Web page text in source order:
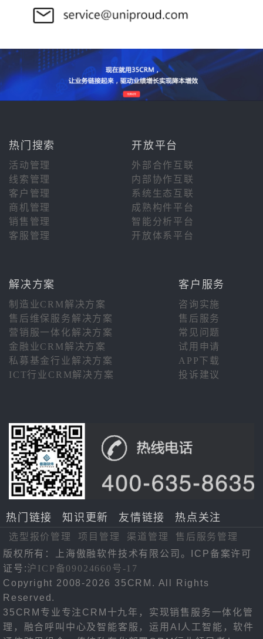
热门搜索 开放平台
活动管理
外部合作互联
线索管理
内部协作互联
客户管理
系统生态互联
商机管理
成熟构件平台
销售管理
智能分析平台
客服管理
开放体系平台
解决方案 客户服务
制造业CRM解决方案
咨询实施
售后维保服务解决方案
售后服务
营销服一体化解决方案
常见问题
金融业CRM解决方案
试用申请
私募基金行业解决方案
APP下载
ICT行业CRM解决方案
投诉建议
热门链接 知识更新 友情链接 热点关注
选型报价管理 项目管理 渠道管理
售后服务管理
版权所有：上海傲融软件技术有限公司。ICP备案许可
证号:沪ICP备09024660号-17
Copyright 2008-2026 35CRM. All Rights
Reserved.
35CRM专业专注CRM十九年，实现销售服务一体化管
理，融合呼叫中心及智能客服，运用AI人工智能，软件